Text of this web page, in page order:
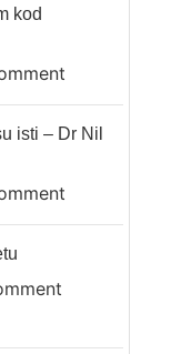
kod
isti – Dr Nil